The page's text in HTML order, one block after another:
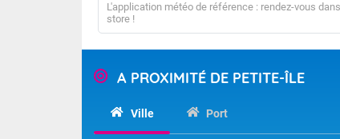
semaine
L'application météo de référence : rendez-vous
store !
A PROXIMITÉ DE PETITE-ÎLE
Ville Port